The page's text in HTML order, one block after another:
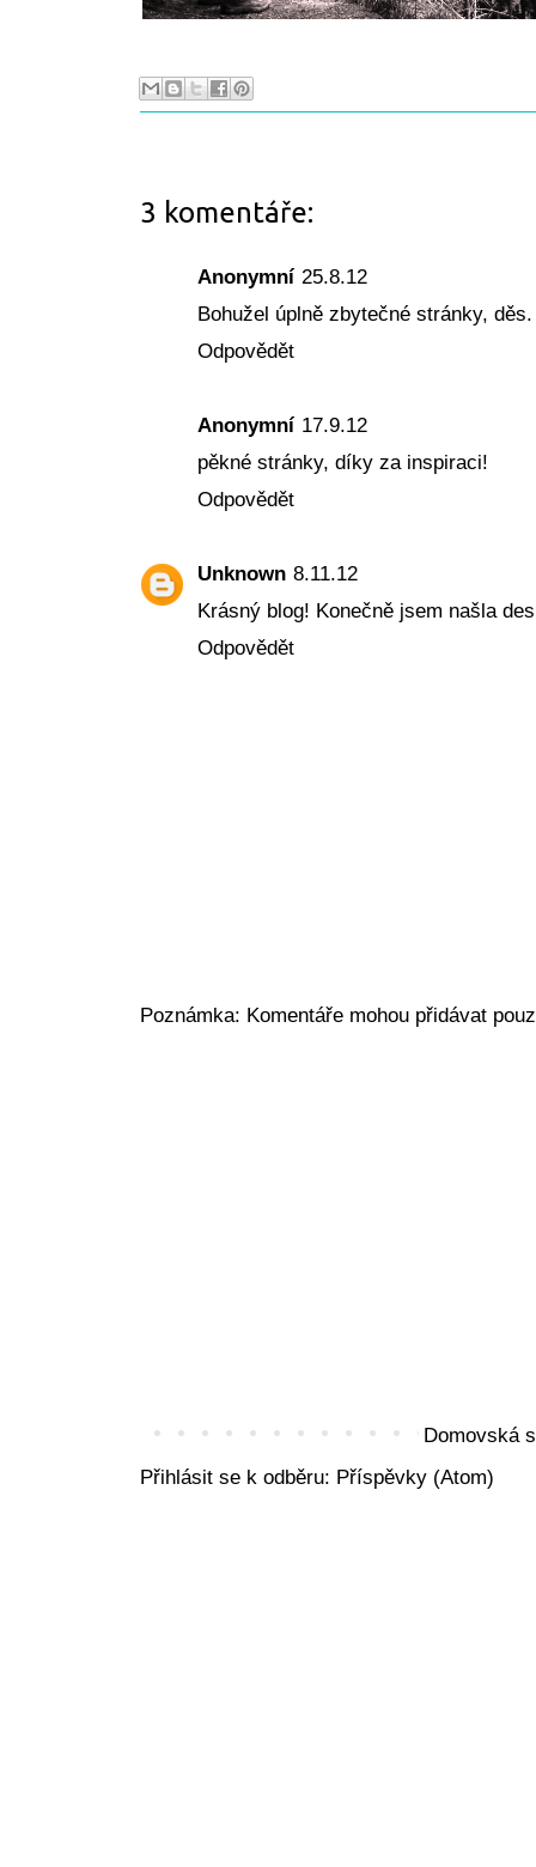
3 komentáře:
Anonymní 25.8.12
Bohužel úplně zbytečné stránky, děs.
Odpovědět
Anonymní 17.9.12
pěkné stránky, díky za inspiraci!
Odpovědět
Unknown 8.11.12
Krásný blog! Konečně jsem našla
Odpovědět
Poznámka: Komentáře mohou přidávat
Domovská
Přihlásit se k odběru: Příspěvky (Atom)